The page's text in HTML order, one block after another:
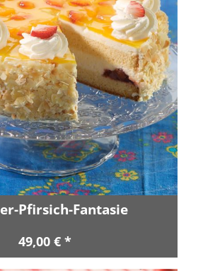
Pfirsich-Fantasie
49,00 € *